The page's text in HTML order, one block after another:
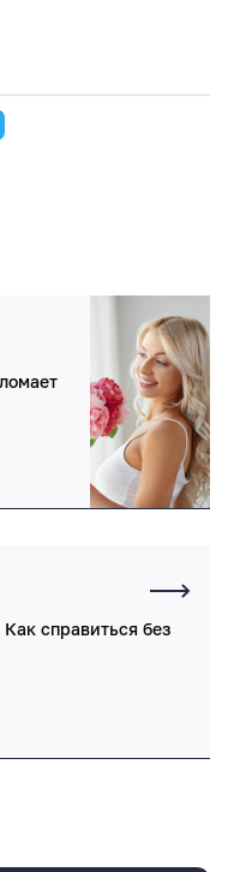
справиться без